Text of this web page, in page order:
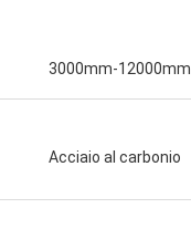
3000mm-12000mm
Acciaio al carbonio